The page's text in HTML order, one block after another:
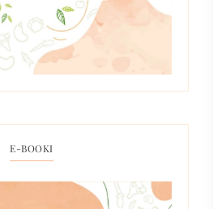
E-BOOKI